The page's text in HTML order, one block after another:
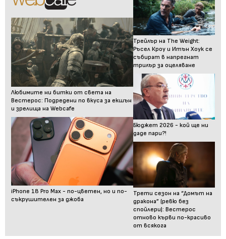
Любимите ни битки от света на
Вестерос: Подредени по вкуса за екшън
и зрелища на Webcafe
iPhone 18 Pro Max - по-цветен, но и по-
съкрушителен за джоба
Трейлър на The Weight:
Ръсел Кроу и Итън Хоук се
събират в напрегнат
трилър за оцеляване
Бюджет 2026 - кой ще ни
даде пари?!
Трети сезон на “Домът на
дракона” (ревю без
спойлери): Вестерос
отново кърви по-красиво
от всякога